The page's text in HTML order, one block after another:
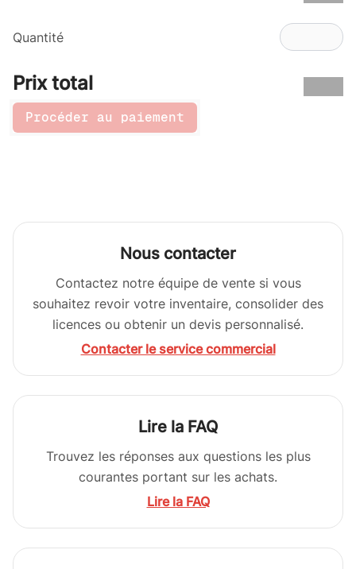
Quantité
Prix total
Procéder au paiement
Nous contacter
Contactez notre équipe de vente si vous
souhaitez revoir votre inventaire, consolider des
licences ou obtenir un devis personnalisé.
Contacter le service commercial
Lire la FAQ
Trouvez les réponses aux questions les plus
courantes portant sur les achats.
Lire la FAQ